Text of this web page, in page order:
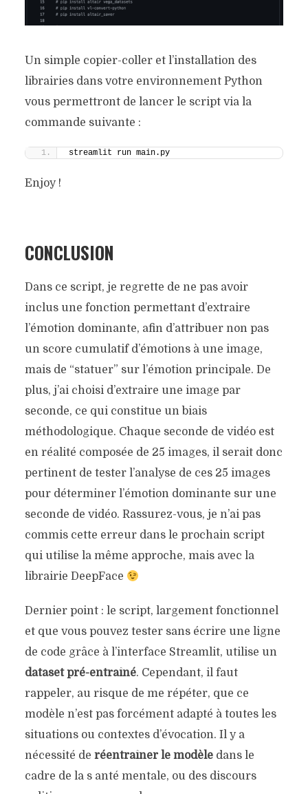
Un simple copier-coller et l’installation des
librairies dans votre environnement Python
vous permettront de lancer le script via la
commande suivante :
streamlit run main.py
Enjoy !
CONCLUSION
Dans ce script, je regrette de ne pas avoir
inclus une fonction permettant d’extraire
l’émotion dominante, afin d’attribuer non pas
un score cumulatif d’émotions à une image,
mais de “statuer” sur l’émotion principale. De
plus, j’ai choisi d’extraire une image par
seconde, ce qui constitue un biais
méthodologique. Chaque seconde de vidéo est
en réalité composée de 25 images, il serait donc
pertinent de tester l’analyse de ces 25 images
pour déterminer l’émotion dominante sur une
seconde de vidéo. Rassurez-vous, je n’ai pas
commis cette erreur dans le prochain script
qui utilise la même approche, mais avec la
librairie DeepFace
Dernier point : le script, largement fonctionnel
et que vous pouvez tester sans écrire une ligne
de code grâce à l’interface Streamlit, utilise un
dataset pré-entraîné. Cependant, il faut
rappeler, au risque de me répéter, que ce
modèle n’est pas forcément adapté à toutes les
situations ou contextes d’évocation. Il y a
nécessité de réentraîner le modèledans le
cadre de la s anté mentale, ou des discours